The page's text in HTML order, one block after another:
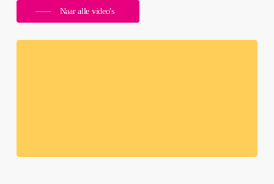
Naar alle video's